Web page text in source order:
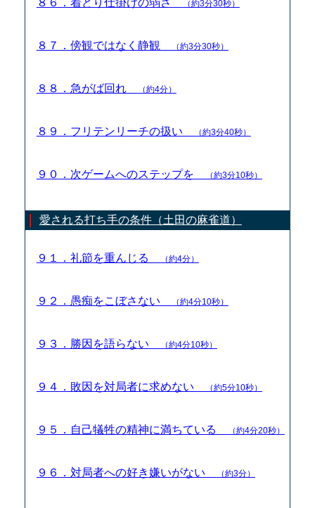
（約3分30秒）
８７．傍観ではなく静観 （約3分30秒）
８８．急がば回れ （約4分）
８９．フリテンリーチの扱い （約3分40秒）
９０．次ゲームへのステップを （約3分10秒）
愛される打ち手の条件（土田の麻雀道）
９１．礼節を重んじる （約4分）
９２．愚痴をこぼさない （約4分10秒）
９３．勝因を語らない （約4分10秒）
９４．敗因を対局者に求めない （約5分10秒）
９５．自己犠牲の精神に満ちている （約4分20秒）
９６．対局者への好き嫌いがない （約3分）